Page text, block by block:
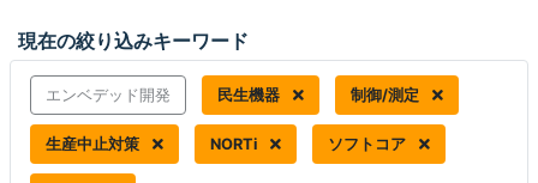
現在の絞り込みキーワード
エンベデッド開発 民生機器 制御/測定
生産中止対策 NORTi ソフトコア